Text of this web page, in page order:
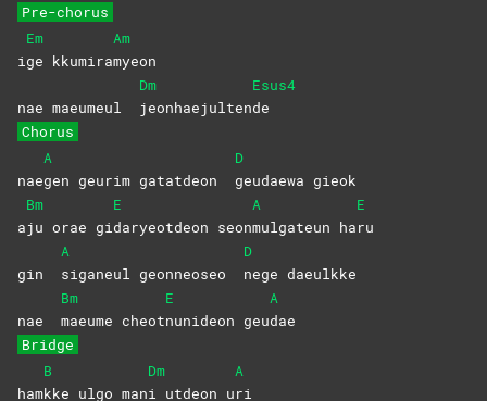
Pre-chorus
i
Em
ge kkumira
Am
myeon
nae maeumeul
Dm
jeonhaejulten
Esus4
de
Chorus
nae
A
gen geurim gatatdeon
D
geudaewa gieok
a
Bm
ju orae gi
E
daryeotdeon seon
A
mulgateun ha
E
ru
gin
A
siganeul geonneoseo
D
nege daeulkke
nae
Bm
maeume cheot
E
nunideon geu
A
dae
Bridge
ham
B
kke ulgo man
Dm
i utdeon u
A
ri